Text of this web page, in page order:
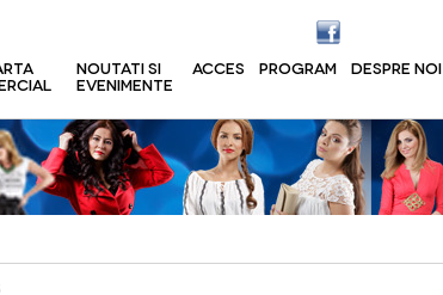
NOUTATI SI
EVENIMENTE
ACCES PROGRAM DESPRE NOI